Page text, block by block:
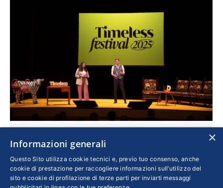
Timeless Festival a Sarzana
Cultura DiSERGIO TORRISI 12 Maggio 2026
Torna nella cittadina ligure uno degli eventi più
×
Informazioni generali
Questo Sito utilizza cookie tecnici e, previo tuo consenso, anche
cookie di prestazione per raccogliere informazioni sull’utilizzo del
sito e cookie di profilazione di terze parti per inviarti messaggi